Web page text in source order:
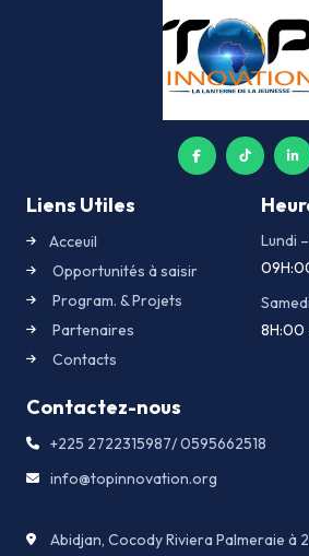
Liens Utiles
Acceuil
Opportunités à saisir
Program. & Projets
Partenaires
Contacts
Lundi
Samedi
8H:00
Contactez-nous
+225 2722315987/ 0595662518
info@topinnovation.org
Abidjan, Cocody Riviera Palmeraie à